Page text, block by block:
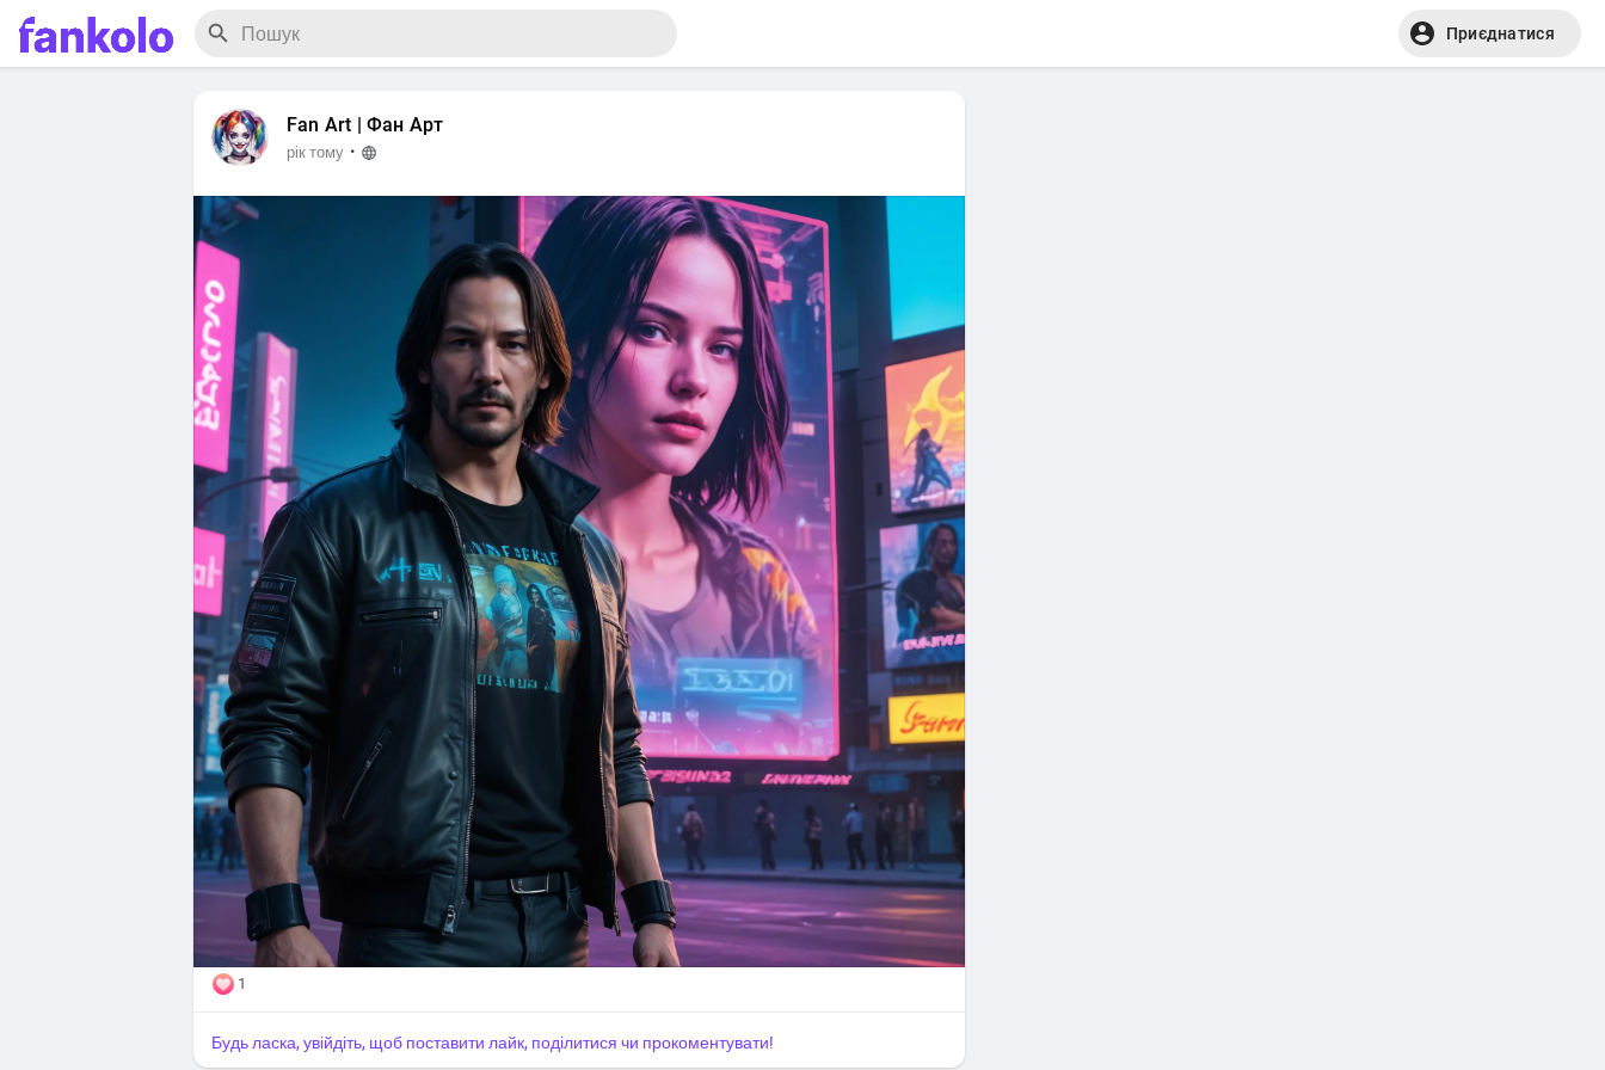
Приєднатися
Fan Art | Фан Арт
рік тому ·
1
Будь ласка, увійдіть, щоб поставити лайк, поділитися чи прокоментувати!